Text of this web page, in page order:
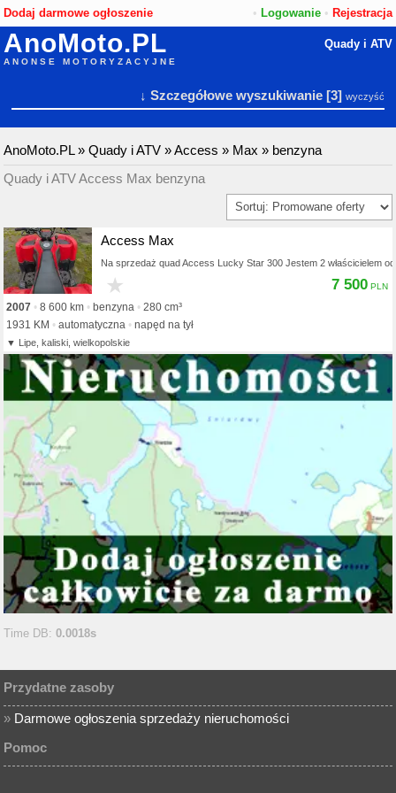
Dodaj darmowe ogłoszenie • Logowanie• Rejestracja
AnoMoto.PL
ANONSE MOTORYZACYJNE
Quady i ATV
↓ Szczegółowe wyszukiwanie[3] wyczyść
AnoMoto.PL»Quady i ATV »Access » Max » benzyna
Quady i ATV Access Max benzyna
Access Max
Na sprzedaż quad Access Lucky Star 300 Jestem 2 właścicielem
2007 8 600 km benzyna
280 cm³
1931 KM
automatyczna napęd na tył
Lipe, kaliski, wielkopolskie
7 500
Time DB:0.0018s
Przydatne zasoby
» Darmowe ogłoszenia sprzedaży nieruchomości
Pomoc